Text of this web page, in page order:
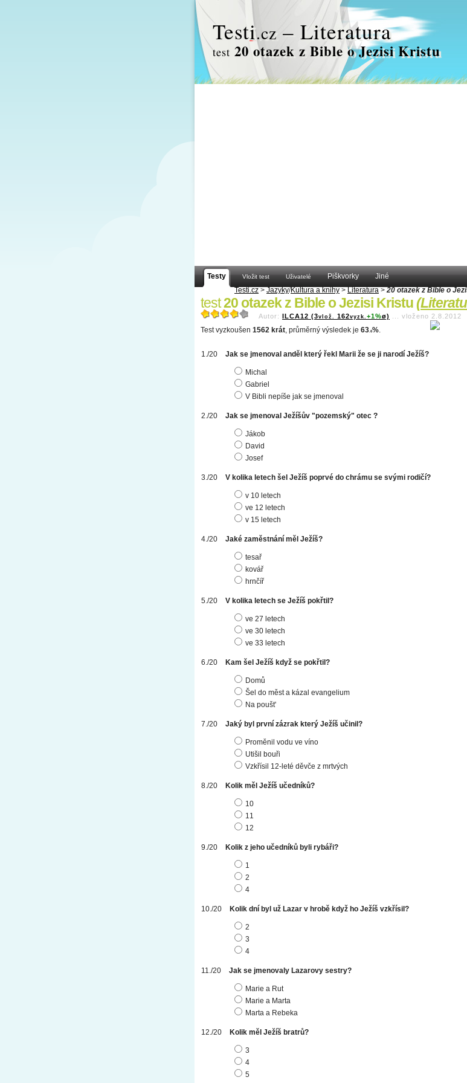
Testi.cz – Literatura
test 20 otazek z Bible o Jezisi Kristu
Testy Vložit test Uživatelé Piškvorky
Jiné
Testi.cz > Jazyky/Kultura a knihy > Literatura > 20 otazek z Bible o
test20 otazek z Bible o Jezisi Kristu(
Autor: ILCA12 (3vlož. 162vyzk. +1%ø) vloženo 2.8.2012
Test vyzkoušen 1562 krát, průměrný výsledek je 63 .6%.
Jak se jmenoval anděl který řekl Marii že se ji narodí Ježíš?
Michal
Gabriel
V Bibli nepíše jak se jmenoval
Jak se jmenoval Ježíšův "pozemský" otec ?
Jákob
David
Josef
V kolika letech šel Ježíš poprvé do chrámu se svými rodičí?
v 10 letech
ve 12 letech
v 15 letech
Jaké zaměstnání měl Ježíš?
tesař
kovář
hrnčíř
V kolika letech se Ježíš pokřtil?
ve 27 letech
ve 30 letech
ve 33 letech
Kam šel Ježíš když se pokřtil?
Domů
Šel do měst a kázal evangelium
Na poušt'
Jaký byl první zázrak který Ježíš učinil?
Proměnil vodu ve víno
Utišil bouři
Vzkřísil 12-leté děvče z mrtvých
Kolik měl Ježíš učedníků?
10
11
12
Kolik z jeho učedníků byli rybáři?
1
2
4
Kolik dní byl už Lazar v hrobě když ho Ježíš vzkřísil?
2
3
4
Jak se jmenovaly Lazarovy sestry?
Marie a Rut
Marie a Marta
Marta a Rebeka
Kolik měl Ježíš bratrů?
3
4
5